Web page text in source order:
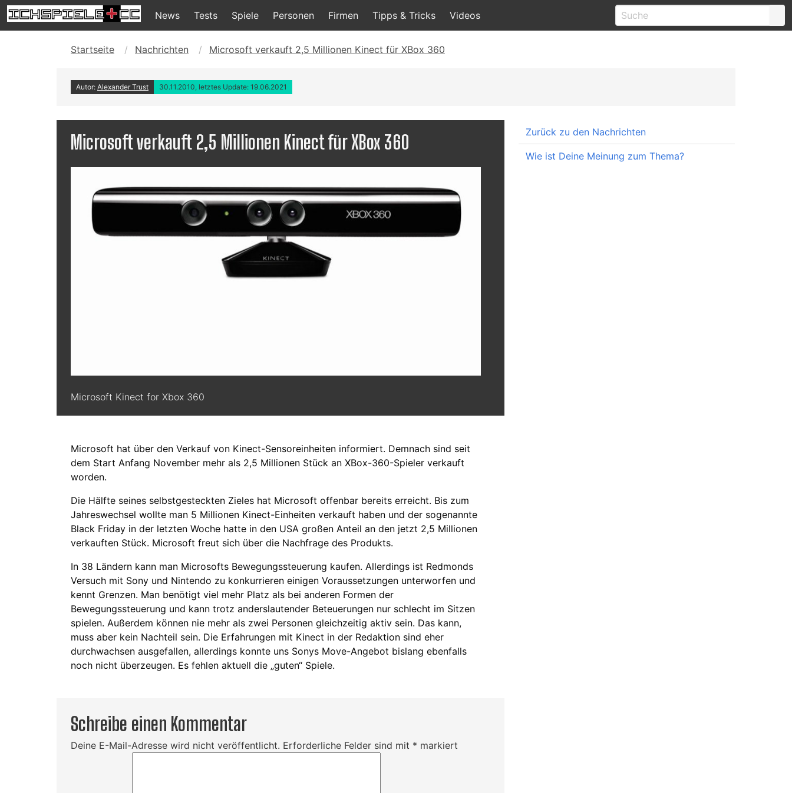
News Tests Spiele Personen Firmen Tipps & Tricks Videos
Startseite Nachrichten Microsoft verkauft 2,5 Millionen Kinect für XBox 360
Autor: Alexander Trust 30.11.2010, letztes Update: 19.06.2021
Microsoft verkauft 2,5 Millionen Kinect für XBox 360
Microsoft Kinect for Xbox 360
Microsoft hat über den Verkauf von Kinect-Sensoreinheiten informiert. Demnach sind seit
dem Start Anfang November mehr als 2,5 Millionen Stück an XBox-360-Spieler verkauft
worden.
Die Hälfte seines selbstgesteckten Zieles hat Microsoft offenbar bereits erreicht. Bis zum
Jahreswechsel wollte man 5 Millionen Kinect-Einheiten verkauft haben und der sogenannte
Black Friday in der letzten Woche hatte in den USA großen Anteil an den jetzt 2,5 Millionen
verkauften Stück. Microsoft freut sich über die Nachfrage des Produkts.
In 38 Ländern kann man Microsofts Bewegungssteuerung kaufen. Allerdings ist Redmonds
Versuch mit Sony und Nintendo zu konkurrieren einigen Voraussetzungen unterworfen und
kennt Grenzen. Man benötigt viel mehr Platz als bei anderen Formen der
Bewegungssteuerung und kann trotz anderslautender Beteuerungen nur schlecht im Sitzen
spielen. Außerdem können nie mehr als zwei Personen gleichzeitig aktiv sein. Das kann,
muss aber kein Nachteil sein. Die Erfahrungen mit Kinect in der Redaktion sind eher
durchwachsen ausgefallen, allerdings konnte uns Sonys Move-Angebot bislang ebenfalls
noch nicht überzeugen. Es fehlen aktuell die „guten“ Spiele.
Schreibe einen Kommentar
Deine E-Mail-Adresse wird nicht veröffentlicht. Erforderliche Felder sind mit * markiert
Zurück zu den Nachrichten
Wie ist Deine Meinung zum Thema?